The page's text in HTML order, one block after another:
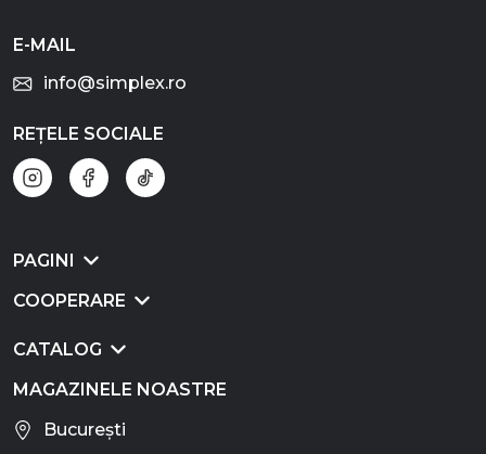
E-MAIL
info@simplex.ro
REȚELE SOCIALE
PAGINI
COOPERARE
CATALOG
MAGAZINELE NOASTRE
București